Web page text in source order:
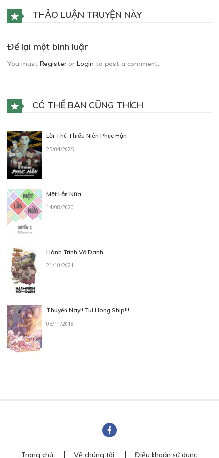
THẢO LUẬN TRUYỆN NÀY
Để lại một bình luận
You must Register or Login to post a comment.
CÓ THỂ BẠN CŨNG THÍCH
Lời Thề Thiếu Niên Phục Hận
25/04/2025
Một Lần Nữa
14/08/2020
Hành Trình Vô Danh
21/10/2021
Thuyền Này!! Tui Hong Ship!!!
05/11/2018
Trang chủ Về chúng tôi Điều khoản sử dụng